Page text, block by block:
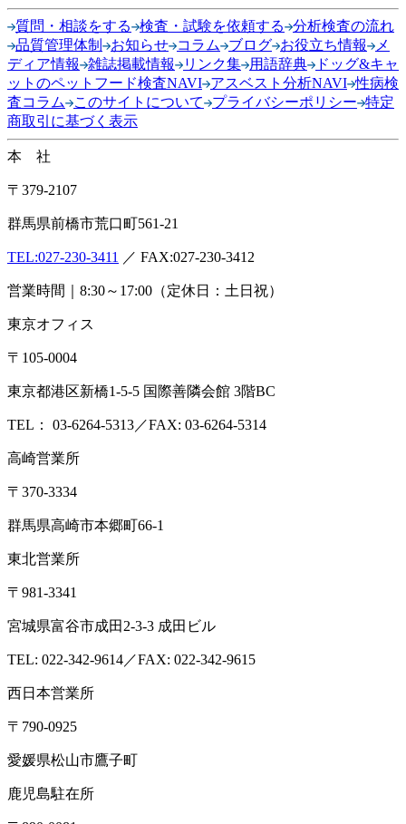
質問・相談をする 検査・試験を依頼する
分析検査の流れ
品質管理体制
お知らせ コラム ブログ お役立ち情報
メ
ディア情報
雑誌掲載情報 リンク集 用語辞典
ドッグ&キャ
ットのペットフード検査NAVI アスベスト分析NAVI 性病検
査コラム
このサイトについて プライバシーポリシー 特定
商取引に基づく表示
本 社
〒379-2107
群馬県前橋市荒口町561-21
TEL:027-230-3411 ／ FAX:027-230-3412
営業時間｜8:30～17:00（定休日：土日祝）
東京オフィス
〒105-0004
東京都港区新橋1-5-5 国際善隣会館 3階BC
TEL： 03-6264-5313／FAX: 03-6264-5314
高崎営業所
〒370-3334
群馬県高崎市本郷町66-1
東北営業所
〒981-3341
宮城県富谷市成田2-3-3 成田ビル
TEL: 022-342-9614／FAX: 022-342-9615
西日本営業所
〒790-0925
愛媛県松山市鷹子町
鹿児島駐在所